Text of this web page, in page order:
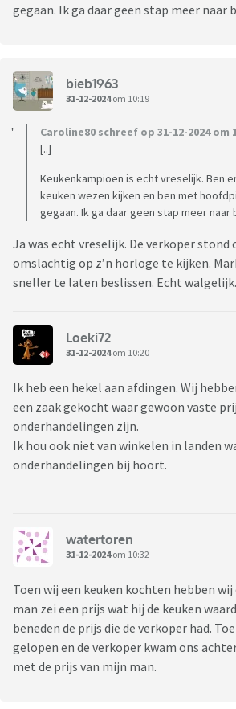
gegaan. Ik ga daar geen stap meer naar
bieb1963
31-12-2024om 10:19
Caroline80 schreef op 31-12-2024 om
[..]
Keukenkampioen is echt vreselijk. Ben
keuken wezen kijken en ben met
gegaan. Ik ga daar geen stap meer naar
Ja was echt vreselijk. De verkoper stond
omslachtig op z’n horloge te kijken.
sneller te laten beslissen. Echt walgelijk.
Loeki72
31-12-2024om 10:20
Ik heb een hekel aan afdingen. Wij
een zaak gekocht waar gewoon vaste
onderhandelingen zijn.
Ik hou ook niet van winkelen in landen
onderhandelingen bij hoort.
watertoren
31-12-2024om 10:32
Toen wij een keuken kochten hebben
man zei een prijs wat hij de keuken
beneden de prijs die de verkoper had.
gelopen en de verkoper kwam ons
met de prijs van mijn man.